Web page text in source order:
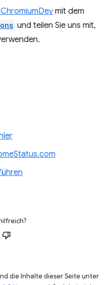
mit dem
und teilen Sie uns mit,
die Inhalte dieser Seite unter